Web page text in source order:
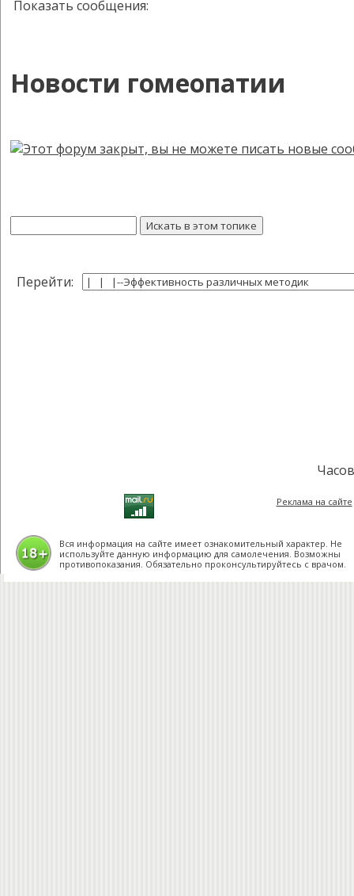
Показать сообщения:
Новости гомеопатии
Перейти:
Реклама на сайте
Вся информация на сайте имеет ознакомительный характер. Не
используйте данную информацию для самолечения. Возможны
противопоказания. Обязательно проконсультируйтесь с врачом.